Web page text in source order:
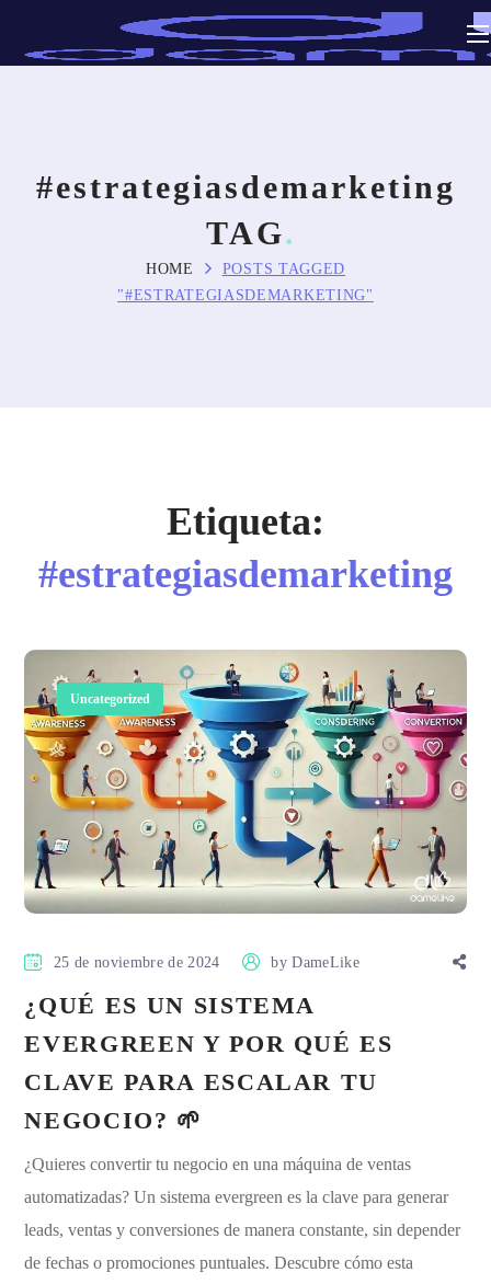
#estrategiasdemarketing
TAG
HOME
POSTS TAGGED
"#ESTRATEGIASDEMARKETING"
Etiqueta:
#estrategiasdemarketing
Uncategorized
25 de noviembre de 2024 byDameLike
¿QUÉ ES UN SISTEMA
EVERGREEN Y POR QUÉ ES
CLAVE PARA ESCALAR TU
NEGOCIO? 🌱
¿Quieres convertir tu negocio en una máquina de ventas
automatizadas? Un sistema evergreen es la clave para generar
leads, ventas y conversiones de manera constante, sin depender
de fechas o promociones puntuales. Descubre cómo esta